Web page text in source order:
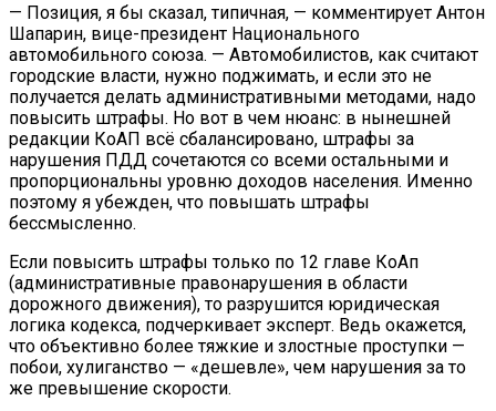
— Позиция, я бы сказал, типичная, — комментирует Антон
Шапарин, вице-президент Национального
автомобильного союза. — Автомобилистов, как считают
городские власти, нужно поджимать, и если это не
получается делать административными методами, надо
повысить штрафы. Но вот в чем нюанс: в нынешней
редакции КоАП всё сбалансировано, штрафы за
нарушения ПДД сочетаются со всеми остальными и
пропорциональны уровню доходов населения. Именно
поэтому я убежден, что повышать штрафы
бессмысленно.
Если повысить штрафы только по 12 главе КоАп
(административные правонарушения в области
дорожного движения), то разрушится юридическая
логика кодекса, подчеркивает эксперт. Ведь окажется,
что объективно более тяжкие и злостные проступки —
побои, хулиганство — «дешевле», чем нарушения за то
же превышение скорости.